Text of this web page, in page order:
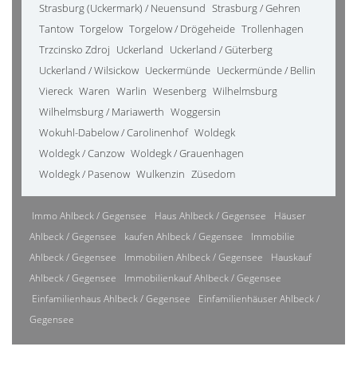
Strasburg (Uckermark) / Neuensund Strasburg / Gehren
Tantow Torgelow Torgelow / Drögeheide Trollenhagen
Trzcinsko Zdroj Uckerland Uckerland / Güterberg
Uckerland / Wilsickow Ueckermünde Ueckermünde / Bellin
Viereck Waren Warlin Wesenberg Wilhelmsburg
Wilhelmsburg / Mariawerth Woggersin
Wokuhl-Dabelow / Carolinenhof Woldegk
Woldegk / Canzow Woldegk / Grauenhagen
Woldegk / Pasenow Wulkenzin Züsedom
Immo Ahlbeck / Gegensee Haus Ahlbeck / Gegensee
Häuser
Ahlbeck / Gegensee
kaufen Ahlbeck / Gegensee
Immobilie
Ahlbeck / Gegensee
Immobilien Ahlbeck / Gegensee
Hauskauf
Ahlbeck / Gegensee
Immobilienkauf Ahlbeck / Gegensee
Einfamilienhaus Ahlbeck / Gegensee
Einfamilienhäuser Ahlbeck /
Gegensee